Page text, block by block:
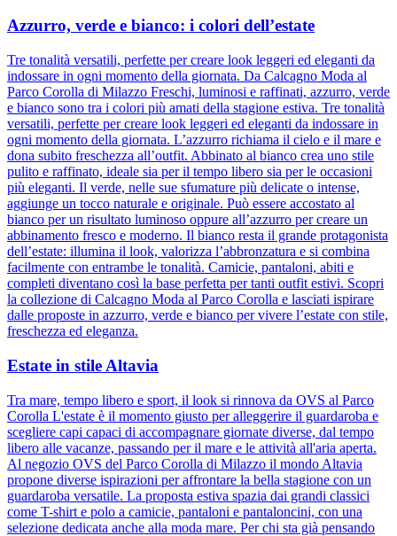
Azzurro, verde e bianco: i colori dell’estate
Tre tonalità versatili, perfette per creare look leggeri ed eleganti da
indossare in ogni momento della giornata. Da Calcagno Moda al
Parco Corolla di Milazzo Freschi, luminosi e raffinati, azzurro, verde
e bianco sono tra i colori più amati della stagione estiva. Tre tonalità
versatili, perfette per creare look leggeri ed eleganti da indossare in
ogni momento della giornata. L’azzurro richiama il cielo e il mare e
dona subito freschezza all’outfit. Abbinato al bianco crea uno stile
pulito e raffinato, ideale sia per il tempo libero sia per le occasioni
più eleganti. Il verde, nelle sue sfumature più delicate o intense,
aggiunge un tocco naturale e originale. Può essere accostato al
bianco per un risultato luminoso oppure all’azzurro per creare un
abbinamento fresco e moderno. Il bianco resta il grande protagonista
dell’estate: illumina il look, valorizza l’abbronzatura e si combina
facilmente con entrambe le tonalità. Camicie, pantaloni, abiti e
completi diventano così la base perfetta per tanti outfit estivi. Scopri
la collezione di Calcagno Moda al Parco Corolla e lasciati ispirare
dalle proposte in azzurro, verde e bianco per vivere l’estate con stile,
freschezza ed eleganza.
Estate in stile Altavia
Tra mare, tempo libero e sport, il look si rinnova da OVS al Parco
Corolla L'estate è il momento giusto per alleggerire il guardaroba e
scegliere capi capaci di accompagnare giornate diverse, dal tempo
libero alle vacanze, passando per il mare e le attività all'aria aperta.
Al negozio OVS del Parco Corolla di Milazzo il mondo Altavia
propone diverse ispirazioni per affrontare la bella stagione con un
guardaroba versatile. La proposta estiva spazia dai grandi classici
come T-shirt e polo a camicie, pantaloni e pantaloncini, con una
selezione dedicata anche alla moda mare. Per chi sta già pensando